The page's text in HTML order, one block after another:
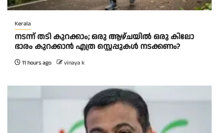
Kerala
നടന്ന് തടി കുറക്കാം; ഒരു ആഴ്ചയിൽ ഒരു കിലോ
ഭാരം കുറക്കാൻ എത്ര സ്റ്റെപ്പുകൾ നടക്കണം?
11 hours ago vinaya k